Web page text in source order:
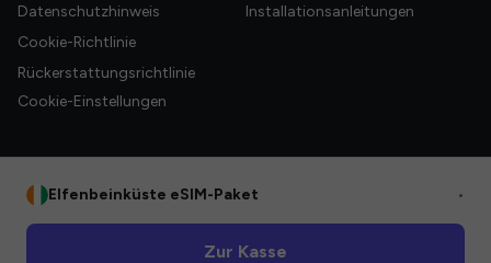
Datenschutzhinweis
Cookie-Richtlinie
Rückerstattungsrichtlinie
Cookie-Einstellungen
Installationsanleitungen
Elfenbeinküste eSIM-Paket •
Zur Kasse